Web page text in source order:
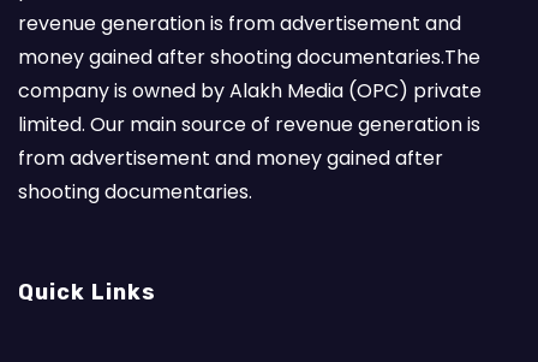
revenue generation is from advertisement and
money gained after shooting documentaries.The
company is owned by Alakh Media (OPC) private
limited. Our main source of revenue generation is
from advertisement and money gained after
shooting documentaries.
Quick Links